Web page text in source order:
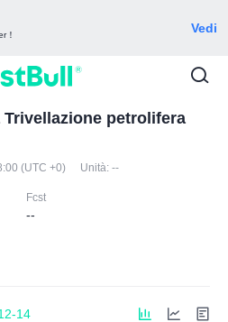
！ Vedi
petrolifera
(UTC +0) Unità: --
Fcst
--
14